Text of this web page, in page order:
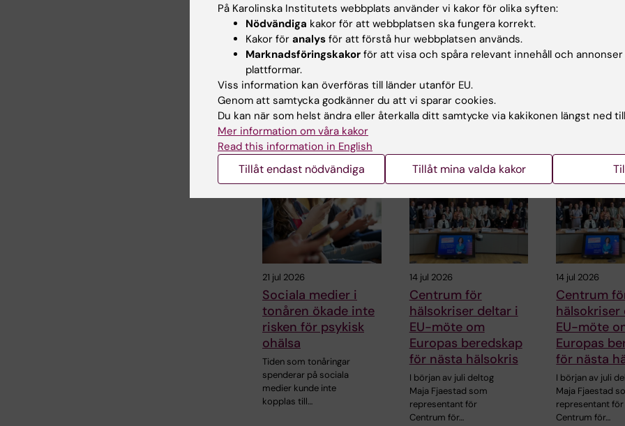
Uppdaterad av:
Webb Admin 2015-08-21
Dela
Relaterade artiklar
21 jul 2026
Sociala medier i
tonåren ökade inte
risken för psykisk
ohälsa
Tiden som tonåringar
spenderar på sociala
medier kunde inte
kopplas till…
14 jul 2026
Centrum för
hälsokriser deltar i
EU-möte om
Europas beredskap
för nästa hälsokris
I början av juli deltog
Maja Fjaestad som
representant för
Centrum för…
14 jul 2026
Centrum
hälsokriser
EU-möte
Europas
för nästa
I början av juli
Maja Fjaestad
representant för
Centrum för…
På Karolinska Institutets webbplats använder vi kakor för olika syften:
Nödvändiga kakor för att webbplatsen ska fungera korrekt.
Kakor för analys för att förstå hur webbplatsen används.
Marknadsföringskakor för att visa och spåra relevant innehåll och
plattformar.
Viss information kan överföras till länder utanför EU.
Genom att samtycka godkänner du att vi sparar cookies.
Du kan när som helst ändra eller återkalla ditt samtycke via kakikonen längst ned
Mer information om våra kakor
Read this information in English
Tillåt endast nödvändiga Tillåt mina valda kakor